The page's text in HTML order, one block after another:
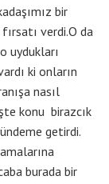
bir
verdi.O da
uydukları
ki onların
nasıl
konu birazcık
getirdi.
burada bir